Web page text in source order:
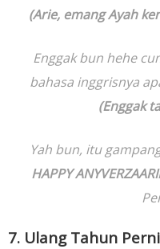
(Arie, emang Ayah
Enggak bun hehe
bahasa inggrisnya
(Enggak
Yah bun, itu
HAPPY
7. Ulang Tahun